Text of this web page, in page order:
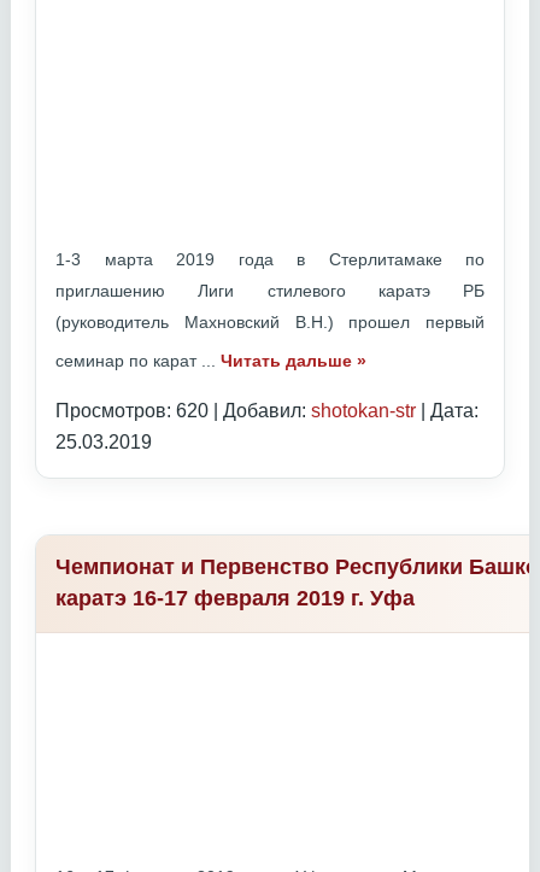
1-3 марта 2019 года в Стерлитамаке по
приглашению Лиги стилевого каратэ РБ
(руководитель Махновский В.Н.) прошел первый
семинар по карат
Читать дальше »
Просмотров: 620 | Добавил: shotokan-str | Дата:
25.03.2019
Чемпионат и Первенство Республики
каратэ 16-17 февраля 2019 г. Уфа